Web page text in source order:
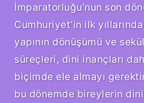
İmparatorluğu’nun son
Cumhuriyet’in ilk
yapının dönüşümü ve
süreçleri, dini inançları
biçimde ele almayı
bu dönemde bireylerin